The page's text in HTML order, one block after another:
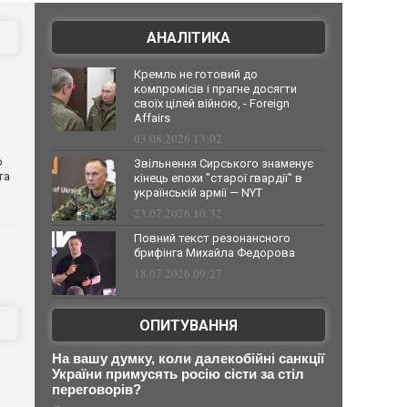
АНАЛІТИКА
Кремль не готовий до
компромісів і прагне досягти
своїх цілей війною, - Foreign
Affairs
03.08.2026 13:02
Звільнення Сирського знаменує
кінець епохи "старої гвардії" в
українській армії — NYT
23.07.2026 10:32
Повний текст резонансного
брифінга Михайла Федорова
18.07.2026 09:27
ОПИТУВАННЯ
На вашу думку, коли далекобійні санкції
України примусять росію сісти за стіл
переговорів?